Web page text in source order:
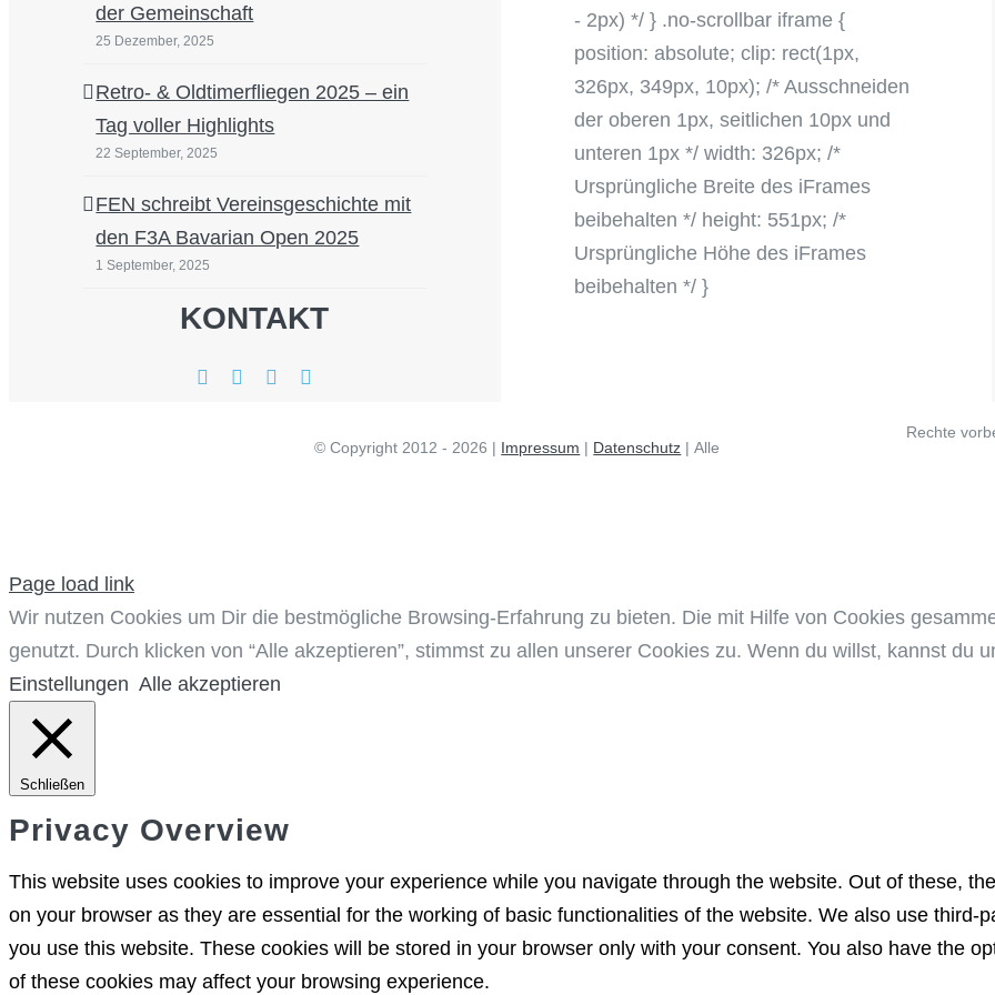
der Gemeinschaft
25 Dezember, 2025
Retro- & Oldtimerfliegen 2025 – ein
Tag voller Highlights
22 September, 2025
FEN schreibt Vereinsgeschichte mit
den F3A Bavarian Open 2025
1 September, 2025
KONTAKT
- 2px) */ } .no-scrollbar iframe {
position: absolute; clip: rect(1px,
326px, 349px, 10px); /* Ausschneiden
der oberen 1px, seitlichen 10px und
unteren 1px */ width: 326px; /*
Ursprüngliche Breite des iFrames
beibehalten */ height: 551px; /*
Ursprüngliche Höhe des iFrames
beibehalten */ }
© Copyright 2012 - 2026 | Impressum | Datenschutz
Rechte
Page load link
Wir nutzen Cookies um Dir die bestmögliche Browsing-Erfahrung zu bieten. Die mit Hilfe von Cookies
genutzt. Durch klicken von “Alle akzeptieren”, stimmst zu allen unserer Cookies zu. Wenn du willst, kannst du
Einstellungen Alle akzeptieren
Schließen
Privacy Overview
This website uses cookies to improve your experience while you navigate through the website. Out of these,
on your browser as they are essential for the working of basic functionalities of the website. We also use third-
you use this website. These cookies will be stored in your browser only with your consent. You also have the
of these cookies may affect your browsing experience.